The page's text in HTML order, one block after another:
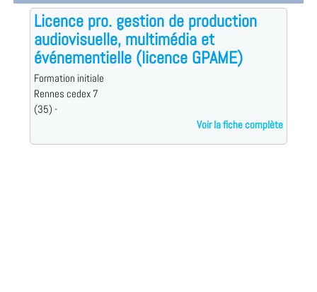
Licence pro. gestion de production
audiovisuelle, multimédia et
événementielle (licence GPAME)
Formation initiale
Rennes cedex 7
(35) -
Voir la fiche complète